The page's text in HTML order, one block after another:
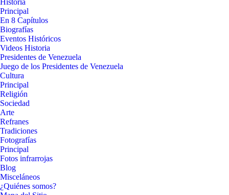
Historia
Principal
En 8 Capítulos
Biografías
Eventos Históricos
Videos Historia
Presidentes de Venezuela
Juego de los Presidentes de Venezuela
Cultura
Principal
Religión
Sociedad
Arte
Refranes
Tradiciones
Fotografías
Principal
Fotos infrarrojas
Blog
Misceláneos
¿Quiénes somos?